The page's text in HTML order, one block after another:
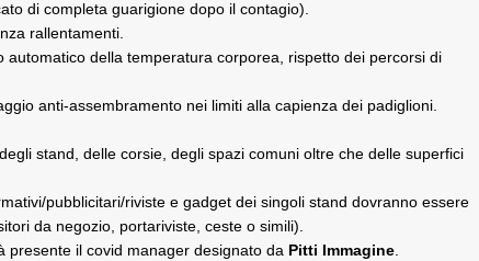
di completa guarigione dopo il contagio).
rallentamenti.
della temperatura corporea, rispetto dei percorsi di
anti-assembramento nei limiti alla capienza dei padiglioni.
stand, delle corsie, degli spazi comuni oltre che delle superfici
pubblicitari/riviste e gadget dei singoli stand dovranno essere
da negozio, portariviste, ceste o simili).
presente il covid manager designato da Pitti Immagine.